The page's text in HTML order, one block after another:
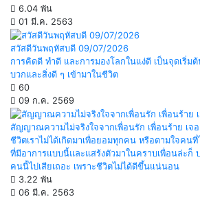
6.04 พัน
01 มี.ค. 2563
สวัสดีวันพฤหัสบดี 09/07/2026
การคิดดี ทำดี และการมองโลกในแง่ดี เป็นจุดเริ่ม
บวกและสิ่งดี ๆ เข้ามาในชีวิต
60
09 ก.ค. 2569
สัญญาณความไม่จริงใจจากเพื่อนรัก เพื่อนร้าย เจ
ชีวิตเราไม่ได้เกิดมาเพื่อยอมทุกคน หรือตามใจคน
ที่มีอาการแบบนี้และแสร้งตัวมาในคราบเพื่อนล่ะก็
คนนี้ไปเสียเถอะ เพราะชีวิตไม่ได้ดีขึ้นแน่นอน
3.22 พัน
06 มี.ค. 2563